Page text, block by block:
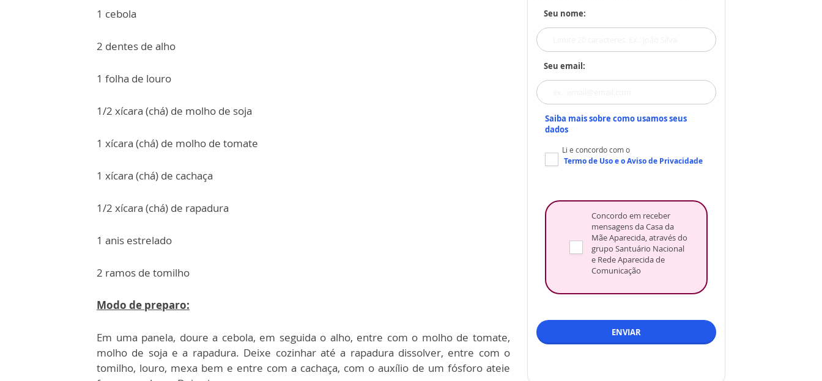
1 cebola
2 dentes de alho
1 folha de louro
1/2 xícara (chá) de molho de soja
1 xícara (chá) de molho de tomate
1 xícara (chá) de cachaça
1/2 xícara (chá) de rapadura
1 anis estrelado
2 ramos de tomilho
Modo de preparo:
Em uma panela, doure a cebola, em seguida o alho, entre com o molho de tomate,
molho de soja e a rapadura. Deixe cozinhar até a rapadura dissolver, entre com o
tomilho, louro, mexa bem e entre com a cachaça, com o auxílio de um fósforo ateie
Seu nome:
Seu email:
Saiba mais sobre como usamos seus
dados
Li e concordo com o
Termo de Usoe oAviso de Privacidade
Concordo em receber
mensagens da Casa da
Mãe Aparecida, através do
grupo Santuário Nacional
e Rede Aparecida de
Comunicação
ENVIAR